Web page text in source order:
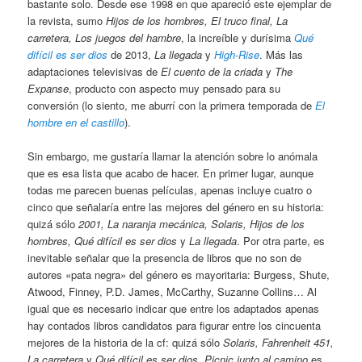
bastante solo. Desde ese 1998 en que apareció este ejemplar de
la revista, sumoHijos de los hombres, El truco final, La
carretera, Los juegos del hambre, la increíble y durísimaQué
difícil es ser diosde 2013,La llegada yHigh-Rise. Más las
adaptaciones televisivas deEl cuento de la criaday The
Expanse, producto con aspecto muy pensado para su
conversión (lo siento, me aburrí con la primera temporada deEl
hombre en el castillo).
Sin embargo, me gustaría llamar la atención sobre lo anómala
que es esa lista que acabo de hacer. En primer lugar, aunque
todas me parecen buenas películas, apenas incluye cuatro o
cinco que señalaría entre las mejores del género en su historia:
quizá sólo2001, La naranja mecánica, Solaris, Hijos de los
hombres, Qué difícil es ser dios yLa llegada. Por otra parte, es
inevitable señalar que la presencia de libros que no son de
autores «pata negra» del género es mayoritaria: Burgess, Shute,
Atwood, Finney, P.D. James, McCarthy, Suzanne Collins… Al
igual que es necesario indicar que entre los adaptados apenas
hay contados libros candidatos para figurar entre los cincuenta
mejores de la historia de la cf: quizá sóloSolaris, Fahrenheit 451,